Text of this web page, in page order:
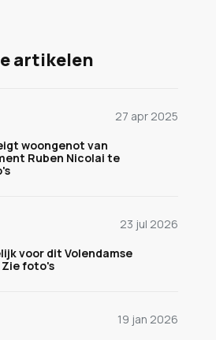
artikelen
27 apr 2025
woongenot van
Ruben Nicolai te
23 jul 2026
voor dit Volendamse
foto's
19 jan 2026